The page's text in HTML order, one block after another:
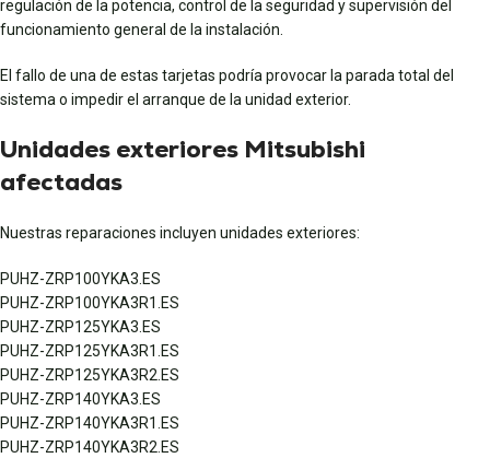
regulación de la potencia, control de la seguridad y supervisión del
funcionamiento general de la instalación.
El fallo de una de estas tarjetas podría provocar la parada total del
sistema o impedir el arranque de la unidad exterior.
Unidades exteriores Mitsubishi
afectadas
Nuestras reparaciones incluyen unidades exteriores:
PUHZ-ZRP100YKA3.ES
PUHZ-ZRP100YKA3R1.ES
PUHZ-ZRP125YKA3.ES
PUHZ-ZRP125YKA3R1.ES
PUHZ-ZRP125YKA3R2.ES
PUHZ-ZRP140YKA3.ES
PUHZ-ZRP140YKA3R1.ES
PUHZ-ZRP140YKA3R2.ES